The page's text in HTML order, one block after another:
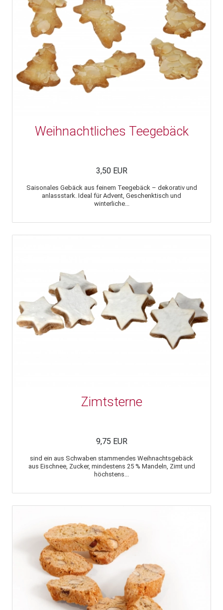
Weihnachtliches Teegebäck
3,50 EUR
Saisonales Gebäck aus feinem Teegebäck – dekorativ und
anlassstark. Ideal für Advent, Geschenktisch und
winterliche...
Zimtsterne
9,75 EUR
sind ein aus Schwaben stammendes Weihnachtsgebäck
aus Eischnee, Zucker, mindestens 25 % Mandeln, Zimt und
höchstens...